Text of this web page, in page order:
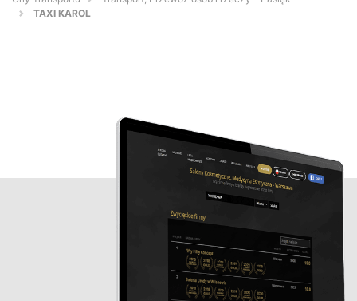
TAXI KAROL